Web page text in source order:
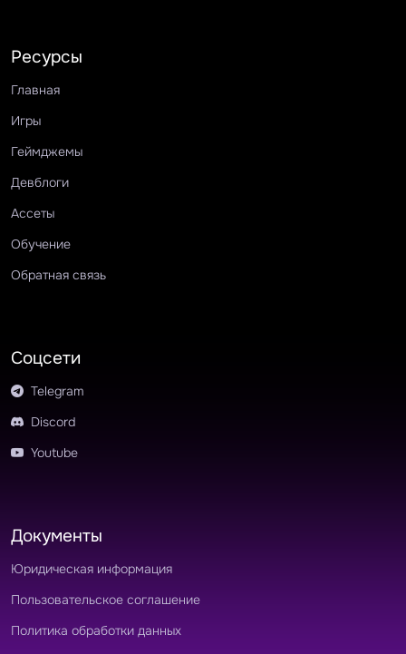
Ресурсы
Главная
Игры
Геймджемы
Девблоги
Ассеты
Обучение
Обратная связь
Соцсети
Telegram
Discord
Youtube
Документы
Юридическая информация
Пользовательское соглашение
Политика обработки данных